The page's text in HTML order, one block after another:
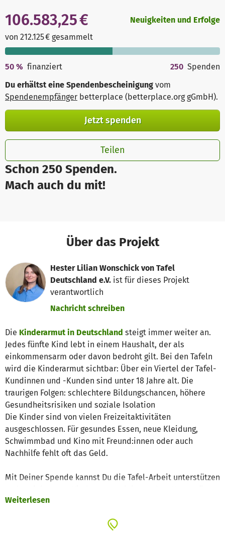
Schon 250 Spenden.
Mach auch du mit!
106.583,25 €
von 212.125 € gesammelt
Neuigkeiten und Erfolge
50 % finanziert 250 Spenden
Du erhältst eine Spendenbescheinigung vom
Spendenempfänger betterplace (betterplace.org gGmbH).
Jetzt spenden
Teilen
Über das Projekt
Hester Lilian Wonschick von Tafel
Deutschland e.V. ist für dieses Projekt
verantwortlich
Nachricht schreiben
Die Kinderarmut in Deutschland steigt immer weiter an.
Jedes fünfte Kind lebt in einem Haushalt, der als
einkommensarm oder davon bedroht gilt. Bei den Tafeln
wird die Kinderarmut sichtbar: Über ein Viertel der Tafel-
Kundinnen und -Kunden sind unter 18 Jahre alt. Die
traurigen Folgen: schlechtere Bildungschancen, höhere
Gesundheitsrisiken und soziale Isolation
Die Kinder sind von vielen Freizeitaktivitäten
ausgeschlossen. Für gesundes Essen, neue Kleidung,
Schwimmbad und Kino mit Freund:innen oder auch
Nachhilfe fehlt oft das Geld.
Mit Deiner Spende kannst Du die Tafel-Arbeit unterstützen
uns dabei, Kindern mehr Lebensfreude zu schenken.
Neben der Unterstützung und finanziellen Entlastung
Weiterlesen